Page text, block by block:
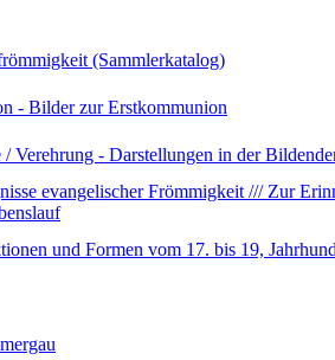
(Sammlerkatalog)
- Bilder zur Erstkommunion
/ Verehrung - Darstellungen in der
evangelischer Frömmigkeit /// Zur
und Formen vom 17. bis 19,